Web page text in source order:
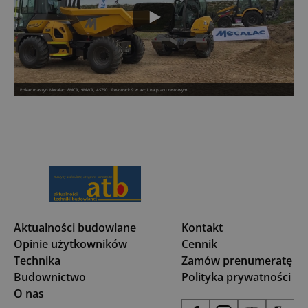
Pokaz maszyn Mecalac: 8MCR, 9MWR, AS750 i Revotrack 9 w akcji na placu testowym
Aktualności budowlane
Opinie użytkowników
Technika
Budownictwo
O nas
Kontakt
Cennik
Zamów prenumeratę
Polityka prywatności